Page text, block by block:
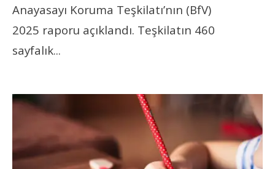
Anayasayı Koruma Teşkilatı’nın (BfV)
2025 raporu açıklandı. Teşkilatın 460
sayfalık...